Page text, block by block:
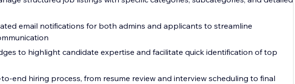
email notifications for both admins and applicants to streamline
to highlight candidate expertise and facilitate quick identification of top
end hiring process, from resume review and interview scheduling to final